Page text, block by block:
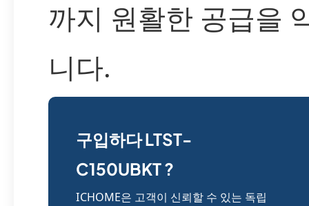
까지 원활한 공급을
니다.
구입하다 LTST-
C150UBKT ?
ICHOME은 고객이 신뢰할 수 있는 독립